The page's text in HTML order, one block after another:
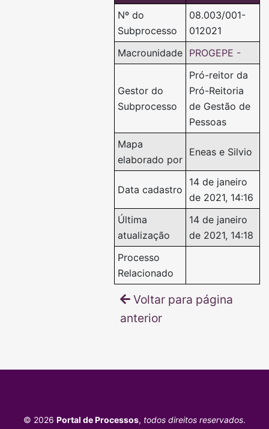
Nº do
Subprocesso
08.003/001-
012021
Macrounidade PROGEPE -
Gestor do
Subprocesso
Pró-reitor da
Pró-Reitoria
de Gestão de
Pessoas
Mapa
elaborado por
Eneas e Silvio
Data cadastro
14 de janeiro
de 2021, 14:16
Última
atualização
14 de janeiro
de 2021, 14:18
Processo
Relacionado
Voltar para página
anterior
© 2026 Portal de Processos, todos direitos reservados.